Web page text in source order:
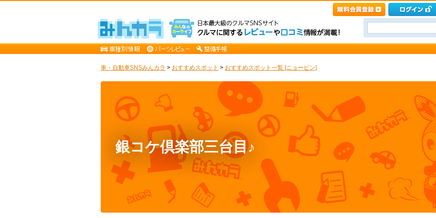
車・自動車SNSみんカラ > おすすめスポット > おすすめスポット一覧 [ニョーピン]
銀コケ倶楽部三台目♪